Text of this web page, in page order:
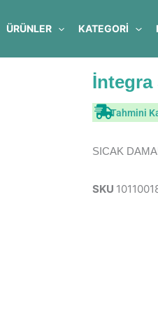
ÜRÜNLER KATEGORİ
İntegra
Tahmini
SICAK
SKU